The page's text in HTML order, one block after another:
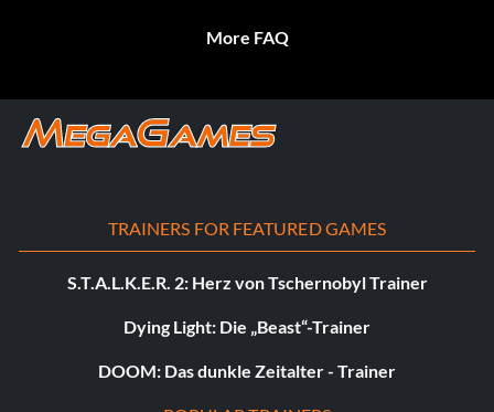
More FAQ
TRAINERS FOR FEATURED GAMES
S.T.A.L.K.E.R. 2: Herz von Tschernobyl Trainer
Dying Light: Die „Beast“-Trainer
DOOM: Das dunkle Zeitalter - Trainer